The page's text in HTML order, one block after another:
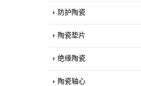
防护陶瓷
陶瓷垫片
绝缘陶瓷
陶瓷轴心